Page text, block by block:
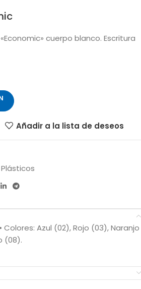
cuerpo blanco. Escritura
Añadir a la lista de deseos
Colores: Azul (02), Rojo (03), Naranjo
(08).